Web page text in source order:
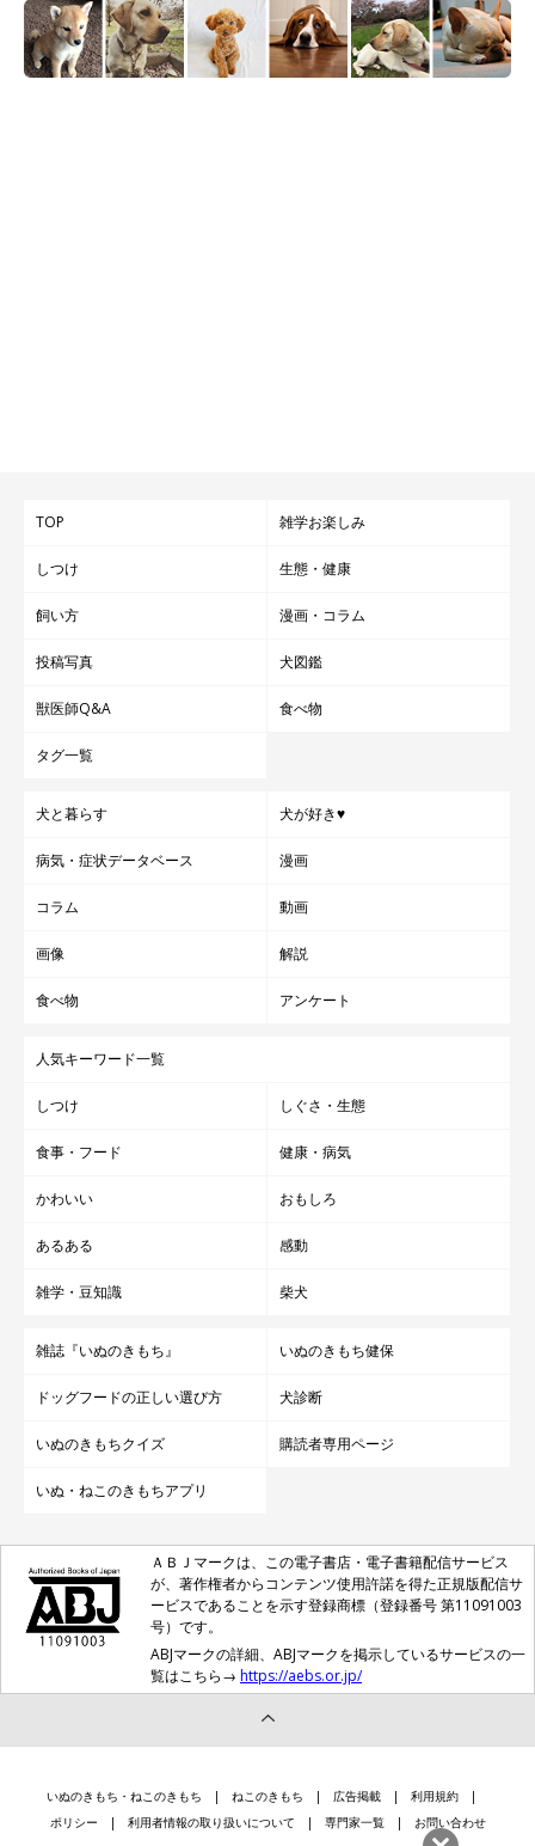
TOP 雑学お楽しみ
しつけ 生態・健康
飼い方 漫画・コラム
投稿写真 犬図鑑
獣医師Q&A 食べ物
タグ一覧
犬と暮らす 犬が好き♥
病気・症状データベース 漫画
コラム 動画
画像 解説
食べ物 アンケート
人気キーワード一覧
しつけ しぐさ・生態
食事・フード 健康・病気
かわいい おもしろ
あるある 感動
雑学・豆知識 柴犬
雑誌『いぬのきもち』 いぬのきもち健保
ドッグフードの正しい選び方 犬診断
いぬのきもちクイズ 購読者専用ページ
いぬ・ねこのきもちアプリ
ＡＢＪマークは、この電子書店・電子書籍配信サービス
が、著作権者からコンテンツ使用許諾を得た正規版配信サ
ービスであることを示す登録商標（登録番号 第11091003
号）です。
ABJマークの詳細、ABJマークを掲示しているサービスの一
覧はこちら→ https://aebs.or.jp/
いぬのきもち・ねこのきもち ねこのきもち 広告掲載
利用規約
ポリシー
利用者情報の取り扱いについて 専門家一覧 お問い合わせ